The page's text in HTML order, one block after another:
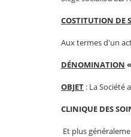
COSTITUTION DE
Aux termes d'un
DÉNOMINATION
OBJET : La Société
CLINIQUE DES
Et plus